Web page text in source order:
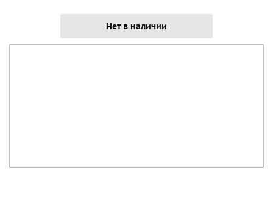
Нет в наличии